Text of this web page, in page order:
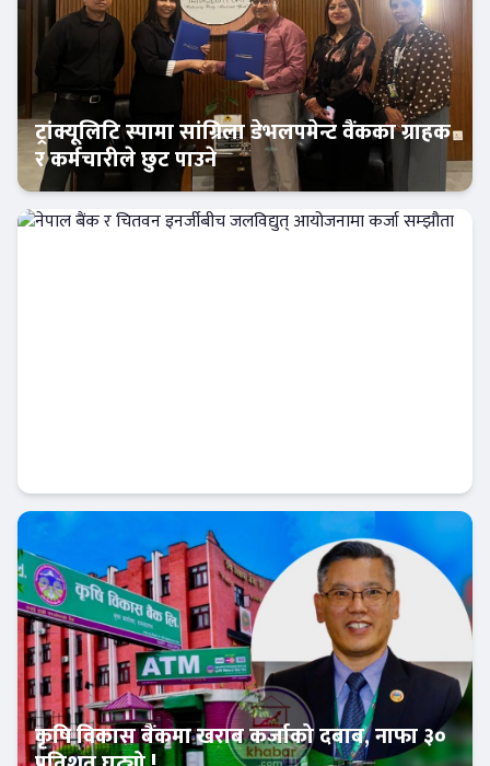
बैंक-वित्त
ट्रांक्यूलिटि स्पामा सांग्रिला डेभलपमेन्ट वैंकका ग्राहक
र कर्मचारीले छुट पाउने
बैंक-वित्त
कृषि विकास बैंकमा खराब कर्जाको दबाब, नाफा ३०